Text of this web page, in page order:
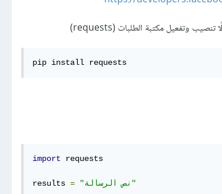
pip install requests
import requests
results = "نص الرسالة"